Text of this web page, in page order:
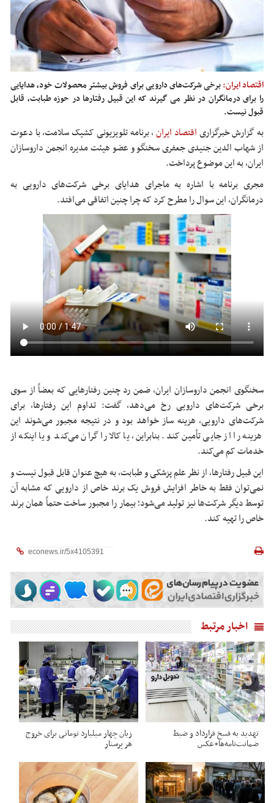
اقتصاد ایران:برخی شرکت‌های دارویی برای فروش بیشتر محصولات خود، هدایایی
را برای درمانگران در نظر می گیرند که این قبیل رفتارها در حوزه طبابت، قابل
قبول نیست.
به گزارش خبرگزاریاقتصاد ایران،برنامه تلویزیونی کشیک سلامت، با دعوت
از شهاب الدین جنیدی جعفری سخنگو و عضو هیئت مدیره انجمن داروسازان
ایران، به این موضوع پرداخت.
مجری برنامه با اشاره به ماجرای هدایای برخی شرکت‌های دارویی به
درمانگران، این سوال را مطرح کرد که چرا چنین اتفاقی می‌افتد.
سخنگوی انجمن داروسازان ایران، ضمن رد چنین رفتارهایی که بعضاً از سوی
برخی شرکت‌های دارویی رخ می‌دهد، گفت: تداوم این رفتارها، برای
شرکت‌های دارویی، هزینه ساز خواهد بود و در نتیجه مجبور می‌شوند این
هزینه را از جایی تأمین کند. بنابراین، یا کالا را گران می‌کند و یا اینکه از
خدمات کم می‌کند.
این قبیل رفتارها، از نظر علم پزشکی و طبابت، به هیچ عنوان قابل قبول نیست و
نمی‌توان فقط به خاطر افزایش فروش یک برند خاص از دارویی که مشابه آن
توسط دیگر شرکت‌ها نیز تولید می‌شود؛ بیمار را مجبور ساخت حتماً همان برند
خاص را تهیه کند.
اخبار مرتبط
تهدید به فسخ قرارداد و ضبط
ضمانت‌نامه‌ها+عکس
زیان چهار میلیارد تومانی برای خروج
هر پرستار